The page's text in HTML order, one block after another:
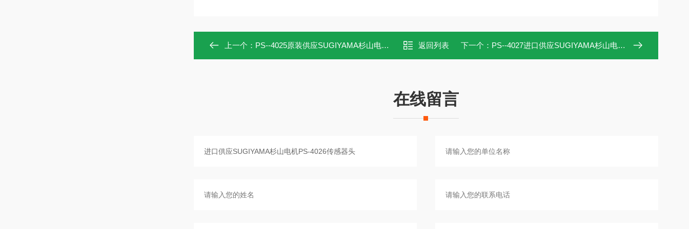
上一个： PS--4025原装供应SUGIYAMA杉山电机传感器头PS-4025 返回列表 下一个： PS--4027进口供应SUGIYAMA杉山电机传感器头PS-4027
在线留言